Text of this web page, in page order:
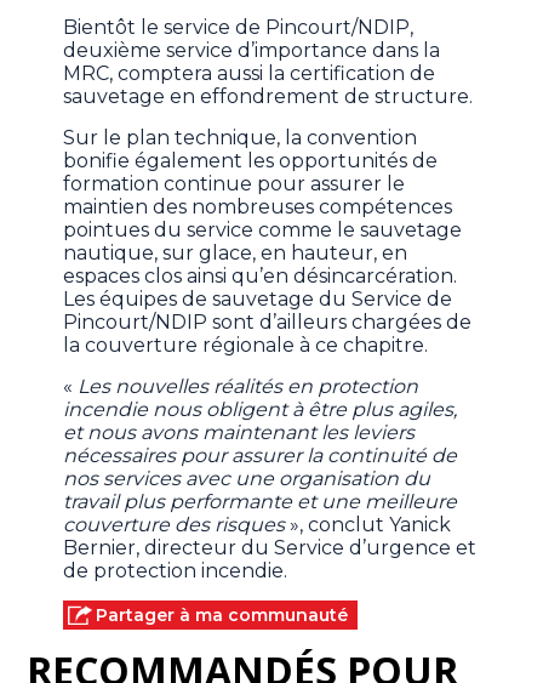
Bientôt le service de Pincourt/NDIP,
deuxième service d’importance dans la
MRC, comptera aussi la certification de
sauvetage en effondrement de structure.
Sur le plan technique, la convention
bonifie également les opportunités de
formation continue pour assurer le
maintien des nombreuses compétences
pointues du service comme le sauvetage
nautique, sur glace, en hauteur, en
espaces clos ainsi qu’en désincarcération.
Les équipes de sauvetage du Service de
Pincourt/NDIP sont d’ailleurs chargées de
la couverture régionale à ce chapitre.
« Les nouvelles réalités en protection
incendie nous obligent à être plus agiles,
et nous avons maintenant les leviers
nécessaires pour assurer la continuité de
nos services avec une organisation du
travail plus performante et une meilleure
couverture des risques», conclut Yanick
Bernier, directeur du Service d’urgence et
de protection incendie.
Partager à ma communauté
RECOMMANDÉS POUR